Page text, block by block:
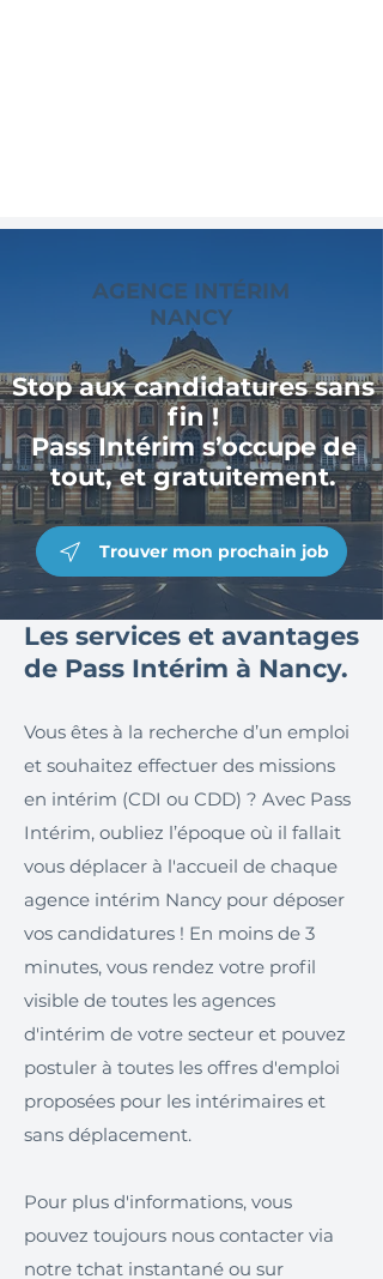
AGENCE INTÉRIM
NANCY
Stop aux candidatures sans
fin !
Pass Intérim s’occupe de
tout, et gratuitement.
Trouver mon prochain job
Les services et avantages
de Pass Intérim à Nancy.
Vous êtes à la recherche d’un emploi
et souhaitez effectuer des missions
en intérim (CDI ou CDD) ? Avec Pass
Intérim, oubliez l’époque où il fallait
vous déplacer à l'accueil de chaque
agence intérim Nancy pour déposer
vos candidatures ! En moins de 3
minutes, vous rendez votre profil
visible de toutes les agences
d'intérim de votre secteur et pouvez
postuler à toutes les offres d'emploi
proposées pour les intérimaires et
sans déplacement.
Pour plus d'informations, vous
pouvez toujours nous contacter via
notre tchat instantané ou sur